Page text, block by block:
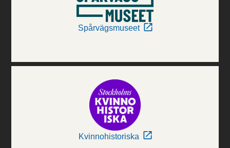
Spårvägsmuseet
Kvinnohistoriska